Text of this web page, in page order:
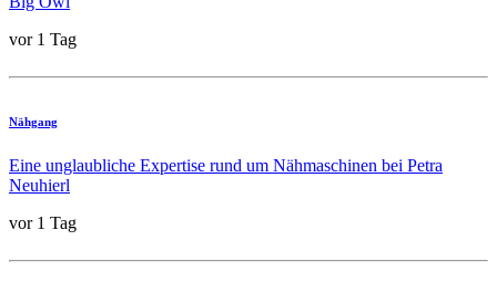
vor 1 Tag
Nähgang
Eine unglaubliche Expertise rund um Nähmaschinen bei Petra
Neuhierl
vor 1 Tag